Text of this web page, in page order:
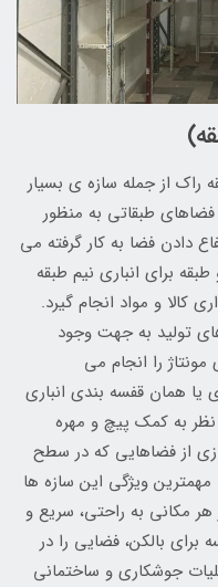
از جمله سازه ی بسیار
طبقاتی به منظور
دادن فضا به کار گرفته می
برای انباری نیم طبقه
و مواد انجام گیرد.
تولید به جهت وجود
را انجام می
همان قفسه بندی انباری
به کمک پیچ و مهره
از فضاهایی که در سطح
مهمترین ویژگی این سازه ها
مکانی به راحتی، سریع و
بالکن، فضایی را در
جوشکاری و ساختمانی